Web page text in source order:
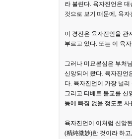
라 불린다. 육자진언은
것으로 보기 때문에, 육
이 경전은 육자진언을 관
부르고 있다. 또는 이 육
그러나 미묘본심은 부처
신앙되어 왔다. 육자진언
다. 육자진언이 가장 널
그리고 티베트 불교를 신
등에 빠짐 없을 정도로
육자진언이 이처럼 신앙
(精純微妙)한 것이라 하